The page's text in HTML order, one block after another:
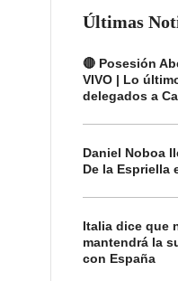
Últimas
🔴 Posesión
VIVO | Lo
delegados a
Daniel Noboa
De la Espriella
Italia dice que
mantendrá la
con España